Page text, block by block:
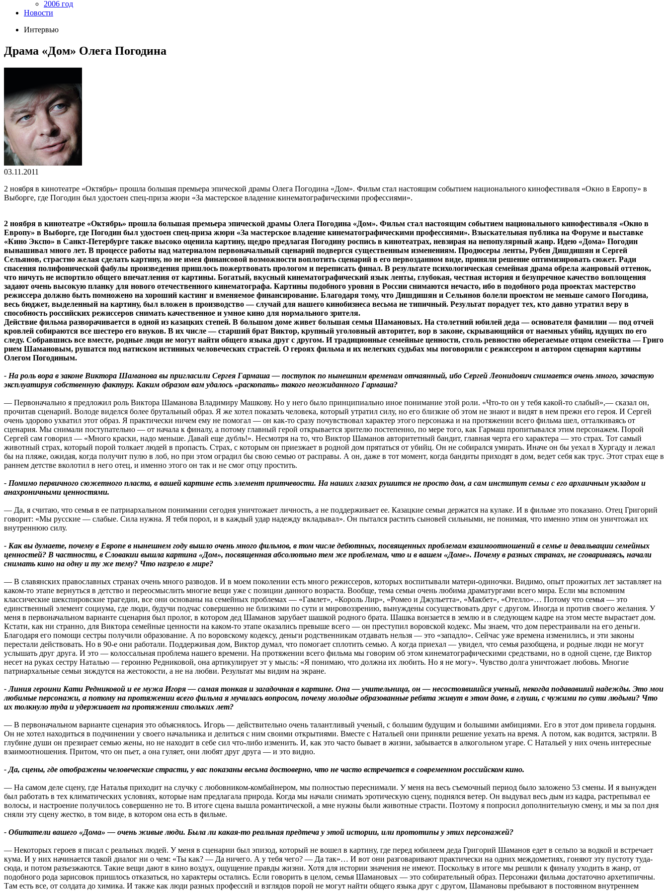
2006 год
Новости
Интервью
Драма «Дом» Олега Погодина
03.11.2011
2 ноября в кинотеатре «Октябрь» прошла большая премьера эпической драмы Олега Погодина «Дом». Фильм стал настоящим событием национального кинофестиваля «Окно в Европу» в
Выборге, где Погодин был удостоен спец-приза жюри «За мастерское владение кинематографическими профессиями».
2 ноября в кинотеатре «Октябрь» прошла большая премьера эпической драмы Олега Погодина «Дом». Фильм стал настоящим событием национального кинофестиваля «Окно в
Европу» в Выборге, где Погодин был удостоен спец-приза жюри «За мастерское владение кинематографическими профессиями». Взыскательная публика на Форуме и выставке
«Кино Экспо» в Санкт-Петербурге также высоко оценила картину, щедро предлагая Погодину роспись в кинотеатрах, невзирая на непопулярный жанр. Идею «Дома» Погодин
вынашивал много лет. В процессе работы над материалом первоначальный сценарий подвергся существенным изменениям. Продюсеры ленты, Рубен Дишдишян и Сергей
Сельянов, страстно желая сделать картину, но не имея финансовой возможности воплотить сценарий в его первозданном виде, приняли решение оптимизировать сюжет. Ради
спасения полифонической фабулы произведения пришлось пожертвовать прологом и переписать финал. В результате психологическая семейная драма обрела жанровый оттенок,
что ничуть не испортило общего впечатления от картины. Богатый, вкусный кинематографический язык ленты, глубокая, честная история и безупречное качество воплощения
задают очень высокую планку для нового отечественного кинематографа. Картины подобного уровня в России снимаются нечасто, ибо в подобного рода проектах мастерство
режиссера должно быть помножено на хороший кастинг и вменяемое финансирование. Благодаря тому, что Дишдишян и Сельянов болели проектом не меньше самого Погодина,
весь бюджет, выделенный на картину, был вложен в производство — случай для нашего кинобизнеса весьма не типичный. Результат порадует тех, кто давно утратил веру в
способность российских режиссеров снимать качественное и умное кино для нормального зрителя.
Действие фильма разворачивается в одной из казацких степей. В большом доме живет большая семья Шамановых. На столетний юбилей деда — основателя фамилии — под отчей
кровлей собираются все шестеро его внуков. В их числе — старший брат Виктор, крупный уголовный авторитет, вор в законе, скрывающийся от наемных убийц, идущих по его
следу. Собравшись все вместе, родные люди не могут найти общего языка друг с другом. И традиционные семейные ценности, столь ревностно оберегаемые отцом семейства — Григо
рием Шамановым, рушатся под натиском истинных человеческих страстей. О героях фильма и их нелегких судьбах мы поговорили с режиссером и автором сценария картины
Олегом Погодиным.
- На роль вора в законе Виктора Шаманова вы пригласили Сергея Гармаша — поступок по нынешним временам отчаянный, ибо Сергей Леонидович снимается очень много, зачастую
эксплуатируя собственную фактуру. Каким образом вам удалось «раскопать» такого неожиданного Гармаша?
— Первоначально я предложил роль Виктора Шаманова Владимиру Машкову. Но у него было принципиально иное понимание этой роли. «Что-то он у тебя какой-то слабый»,— сказал он,
прочитав сценарий. Володе виделся более брутальный образ. Я же хотел показать человека, который утратил силу, но его близкие об этом не знают и видят в нем прежн его героя. И Сергей
очень здорово ухватил этот образ. Я практически ничем ему не помогал — он как-то сразу почувствовал характер этого персонажа и на протяжении всего фильма шел, отталкиваясь от
сценария. Мы снимали поступательно — от начала к финалу, а потому главный герой открывается зрителю постепенно, по мере того, как Гармаш пропитывался этим персонажем. Порой
Сергей сам говорил — «Много краски, надо меньше. Давай еще дубль!». Несмотря на то, что Виктор Шаманов авторитетный бандит, главная черта его характера — это страх. Тот самый
животный страх, который порой толкает людей в пропасть. Страх, с которым он приезжает в родной дом прятаться от убийц. Он не собирался умирать. Иначе он бы уехал в Хургаду и лежал
бы на пляже, ожидая, когда получит пулю в лоб, но при этом оградил бы свою семью от расправы. А он, даже в тот момент, когда бандиты приходят в дом, ведет себя как трус. Этот страх еще в
раннем детстве вколотил в него отец, и именно этого он так и не смог отцу простить.
- Помимо первичного сюжетного пласта, в вашей картине есть элемент притчевости. На наших глазах рушится не просто дом, а сам институт семьи с его архаичным укладом и
анахроничными ценностями.
— Да, я считаю, что семья в ее патриархальном понимании сегодня уничтожает личность, а не поддерживает ее. Казацкие семьи держатся на кулаке. И в фильме это показано. Отец Григорий
говорит: «Мы русские — слабые. Сила нужна. Я тебя порол, и в каждый удар надежду вкладывал». Он пытался растить сыновей сильными, не понимая, что именно этим он уничтожал их
внутреннюю силу.
- Как вы думаете, почему в Европе в нынешнем году вышло очень много фильмов, в том числе дебютных, посвященных проблемам взаимоотношений в семье и девальвации семейных
ценностей? В частности, в Словакии вышла картина «Дом», посвященная абсолютьно тем же проблемам, что и в вашем «Доме». Почему в разных странах, не сговариваясь, начали
снимать кино на одну и ту же тему? Что назрело в мире?
— В славянских православных странах очень много разводов. И в моем поколении есть много режиссеров, которых воспитывали матери-одиночки. Видимо, опыт прожитых лет заставляет на
каком-то этапе вернуться в детство и переосмыслить многие вещи уже с позиции данного возраста. Вообще, тема семьи очень любима драматургами всего мира. Если мы вспомним
классические шекспировские трагедии, все они основаны на семейных проблемах — «Гамлет», «Король Лир», «Ромео и Джульетта», «Макбет», «Отелло»… Потому что семья — это
единственный элемент социума, где люди, будучи подчас совершенно не близкими по сути и мировоззрению, вынуждены сосуществовать друг с другом. Иногда и против своего желания. У
меня в первоначальном варианте сценария был пролог, в котором дед Шаманов зарубает шашкой родного брата. Шашка вонзается в землю и в следующем кадре на этом месте вырастает дом.
Кстати, как ни странно, для Виктора семейные ценности на каком-то этапе оказались превыше всего — он преступил воровской кодекс. Мы знаем, что дом перестраивали на его деньги.
Благодаря его помощи сестры получили образование. А по воровскому кодексу, деньги родственникам отдавать нельзя — это «западло». Сейчас уже времена изменились, и эти законы
перестали действовать. Но в 90-е они работали. Поддерживая дом, Виктор думал, что помогает сплотить семью. А когда приехал — увидел, что семья разобщена, и родные люди не могут
услышать друг друга. И это — колоссальная проблема нашего времени. На протяжении всего фильма мы говорим об этом кинематографическими средствами, но в одной сцене, где Виктор
несет на руках сестру Наталью — героиню Редниковой, она артикулирует эт у мысль: «Я понимаю, что должна их любить. Но я не могу». Чувство долга уничтожает любовь. Многие
патриархальные семьи зиждутся на жестокости, а не на любви. Результат мы видим на экране.
- Линия героини Кати Редниковой и ее мужа Игоря — самая тонкая и загадочная в картине. Она — учительница, он — несостоявшийся ученый, некогда подававший надежды. Это мои
любимые персонажи, а потому на протяжении всего фильма я мучилась вопросом, почему молодые образованные ребята живут в этом доме, в глуши, с чужими по сути людьми? Что
их толкнуло туда и удерживает на протяжении стольких лет?
— В первоначальном варианте сценария это объяснялось. Игорь — действительно очень талантливый ученый, с большим будущим и большими амбициями. Его в этот дом привела гордыня.
Он не хотел находиться в подчинении у своего начальника и делиться с ним своими открытиями. Вместе с Натальей они приняли решение уехать на время. А потом, как водится, застряли. В
глубине души он презирает семью жены, но не находит в себе сил что-либо изменить. И, как это часто бывает в жизни, забывается в алкогольном угаре. С Натальей у них очень интересные
взаимоотношения. Притом, что он пьет, а она гуляет, они любят друг друга — и это видно.
- Да, сцены, где отображены человеческие страсти, у вас показаны весьма достоверно, что не часто встречается в современном российском кино.
— На самом деле сцену, где Наталья приходит на случку с любовником-комбайнером, мы полностью переснимали. У меня на весь съемочный период было заложено 53 смены. И я вынужден
был работать в тех климатических условиях, которые нам предлагала природа. Когда мы начали снимать эротическую сцену, поднялся ветер. Он выдувал весь дым из кадра, растрепывал ее
волосы, и настроение получилось совершенно не то. В итоге сцена вышла романтической, а мне нужны были животные страсти. Поэтому я попросил дополнительную смену, и мы за пол дня
сняли эту сцену жестко, в том виде, в котором она есть в фильме.
- Обитатели вашего «Дома» — очень живые люди. Была ли какая-то реальная предтеча у этой истории, или прототипы у этих персонажей?
— Некоторых героев я писал с реальных людей. У меня в сценарии был эпизод, который не вошел в картину, где перед юбилеем деда Григорий Шаманов едет в сельпо за водкой и встречает
кума. И у них начинается такой диалог ни о чем: «Ты как? — Да ничего. А у тебя чего? — Да так»… И вот они разговаривают практически на одних междометиях, гоняют эту пустоту туда-
сюда, и потом разъезжаются. Такие вещи дают в кино воздух, ощущение правды жизни. Хотя для истории значения не имеют. Поскольку в итоге мы решили к финалу уходить в жанр, от
подобного рода зарисовок пришлось отказаться, но характеры остались. Если говорить в целом, семья Шамановых — это собирательный образ. Персонажи фильма достаточно архетипичны.
Там есть все, от солдата до химика. И также как люди разных профессий и взглядов порой не могут найти общего языка друг с другом, Шамановы пребывают в постоянном внутреннем